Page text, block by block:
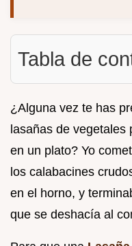
Tabla de
¿Alguna vez te has
lasañas de vegetales
en un plato? Yo
los calabacines
en el horno, y
que se deshacía al